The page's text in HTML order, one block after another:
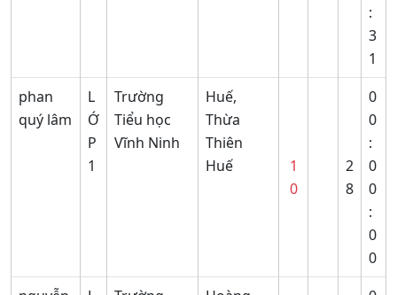
:
3
1
phan
quý lâm
L
Ớ
P
1
Trường
Tiểu học
Vĩnh Ninh
Huế,
Thừa
Thiên
Huế
1
0
2
8
0
0
:
0
0
:
0
0